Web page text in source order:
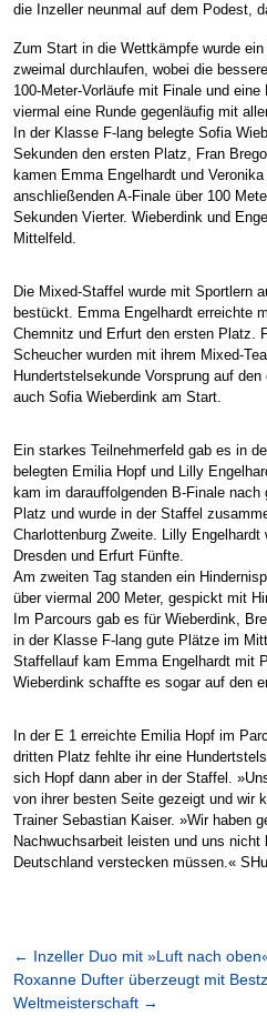
die Inzeller neunmal auf dem Podest,
Zum Start in die Wettkämpfe wurde
zweimal durchlaufen, wobei die
100-Meter-Vorläufe mit Finale und
viermal eine Runde gegenläufig mit
In der Klasse F-lang belegte Sofia
Sekunden den ersten Platz, Fran
kamen Emma Engelhardt und
anschließenden A-Finale über 100
Sekunden Vierter. Wieberdink und
Mittelfeld.
Die Mixed-Staffel wurde mit Sportlern
bestückt. Emma Engelhardt erreichte
Chemnitz und Erfurt den ersten Platz.
Scheucher wurden mit ihrem Mixed-
Hundertstelsekunde Vorsprung auf
auch Sofia Wieberdink am Start.
Ein starkes Teilnehmerfeld gab es in
belegten Emilia Hopf und Lilly
kam im darauffolgenden B-Finale
Platz und wurde in der Staffel
Charlottenburg Zweite. Lilly
Dresden und Erfurt Fünfte.
Am zweiten Tag standen ein
über viermal 200 Meter, gespickt mit
Im Parcours gab es für Wieberdink,
in der Klasse F-lang gute Plätze im
Staffellauf kam Emma Engelhardt mit
Wieberdink schaffte es sogar auf den
In der E 1 erreichte Emilia Hopf im
dritten Platz fehlte ihr eine
sich Hopf dann aber in der Staffel.
von ihrer besten Seite gezeigt und wir
Trainer Sebastian Kaiser. »Wir haben
Nachwuchsarbeit leisten und uns nicht
Deutschland verstecken müssen.« SHu
← Inzeller Duo mit »Luft nach
Roxanne Dufter überzeugt mit
Weltmeisterschaft →